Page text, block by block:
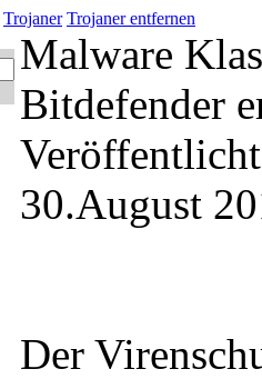
Trojaner Trojaner entfernen
Malware
Bitdefender
30.August
Der